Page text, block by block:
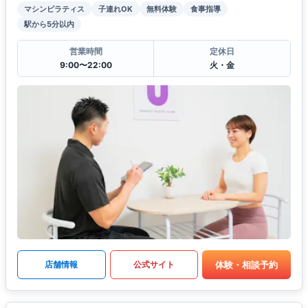
マシンピラティス 子連れOK 無料体験
食事指導
駅から5分以内
営業時間
9:00〜22:00
定休日
火・金
店舗情報 公式サイト 体験・相談予約